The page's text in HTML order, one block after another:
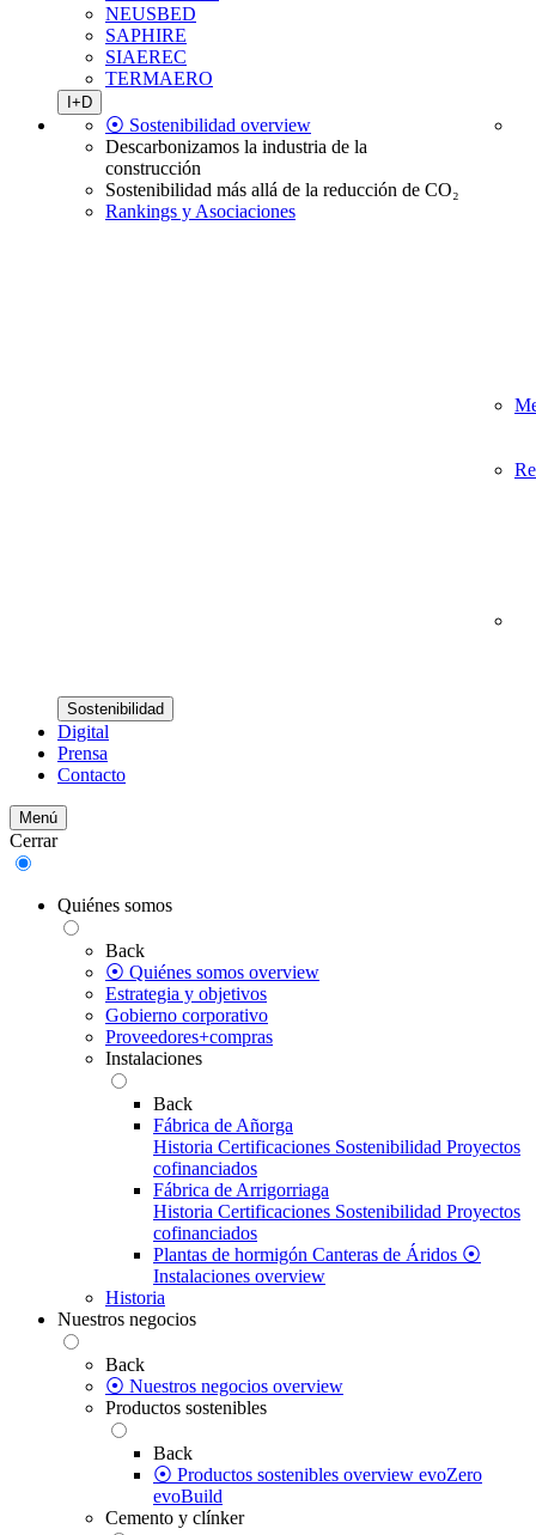
NEUSBED
SAPHIRE
SIAEREC
TERMAERO
I+D
⦿ Sostenibilidad overview
Descarbonizamos la industria de la
construcción
Sostenibilidad más allá de la reducción de CO₂
Rankings y Asociaciones
Sostenibilidad
Digital
Prensa
Contacto
Menú
Cerrar
Quiénes somos
Back
⦿ Quiénes somos overview
Estrategia y objetivos
Gobierno corporativo
Proveedores+compras
Instalaciones
Back
Fábrica de Añorga
Historia Certificaciones Sostenibilidad Proyectos
cofinanciados
Fábrica de Arrigorriaga
Historia Certificaciones Sostenibilidad Proyectos
cofinanciados
Plantas de hormigón Canteras de Áridos ⦿
Instalaciones overview
Historia
Nuestros negocios
Back
⦿ Nuestros negocios overview
Productos sostenibles
Back
⦿ Productos sostenibles overview evoZero
evoBuild
Cemento y clínker